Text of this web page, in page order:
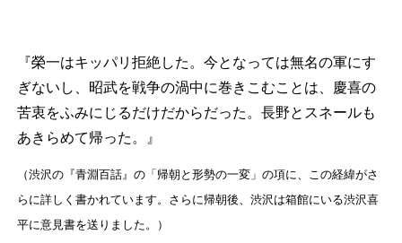
『榮一はキッパリ拒絶した。今となっては無名の軍にす
ぎないし、昭武を戦争の渦中に巻きこむことは、慶喜の
苦衷をふみにじるだけだからだった。長野とスネールも
あきらめて帰った。』
（渋沢の『青淵百話』の「帰朝と形勢の一変」の項に、この経緯がさ
らに詳しく書かれています。さらに帰朝後、渋沢は箱館にいる渋沢喜
平に意見書を送りました。）